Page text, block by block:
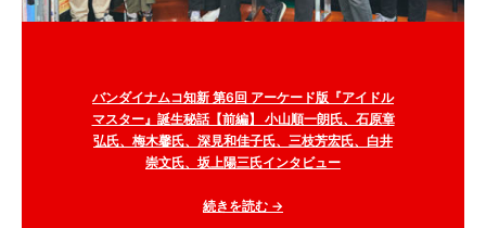
バンダイナムコ知新 第6回 アーケード版『アイドル
マスター』誕生秘話【前編】 小山順一朗氏、石原章
弘氏、梅木馨氏、深見和佳子氏、三枝芳宏氏、白井
崇文氏、坂上陽三氏インタビュー
続きを読む →